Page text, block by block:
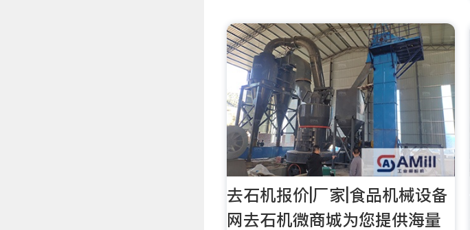
去石机报价|厂家|食品机械设备
网去石机微商城为您提供海量